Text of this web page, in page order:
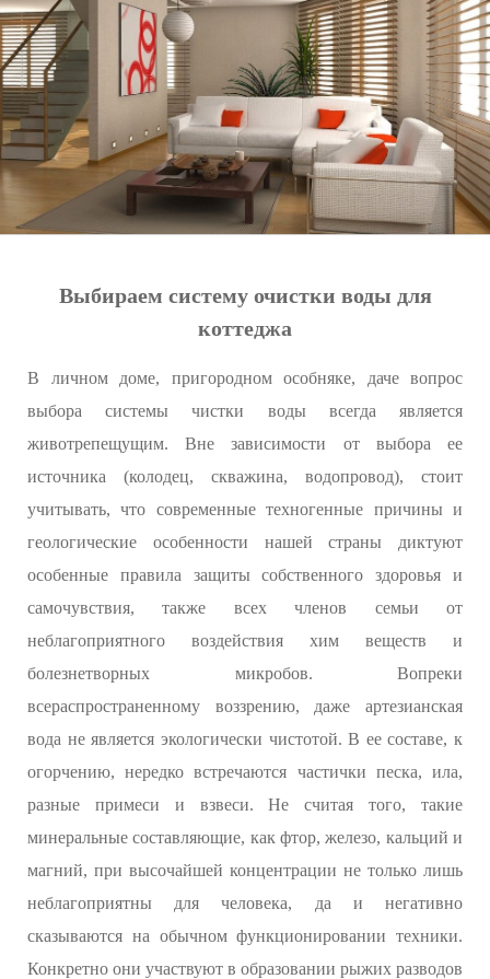
Выбираем систему очистки воды для
коттеджа
В личном доме, пригородном особняке, даче вопрос
выбора системы чистки воды всегда является
животрепещущим. Вне зависимости от выбора ее
источника (колодец, скважина, водопровод), стоит
учитывать, что современные техногенные причины и
геологические особенности нашей страны диктуют
особенные правила защиты собственного здоровья и
самочувствия, также всех членов семьи от
неблагоприятного воздействия хим веществ и
болезнетворных микробов. Вопреки
всераспространенному воззрению, даже артезианская
вода не является экологически чистотой. В ее составе, к
огорчению, нередко встречаются частички песка, ила,
разные примеси и взвеси. Не считая того, такие
минеральные составляющие, как фтор, железо, кальций и
магний, при высочайшей концентрации не только лишь
неблагоприятны для человека, да и негативно
сказываются на обычном функционировании техники.
Конкретно они участвуют в образовании рыжих разводов